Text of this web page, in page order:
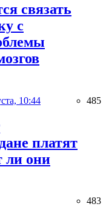
связать
с
10:44 485
платят
ли они
483